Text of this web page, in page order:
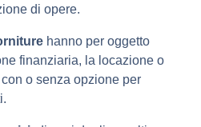
di opere.
hanno per oggetto
finanziaria, la locazione o
con o senza opzione per